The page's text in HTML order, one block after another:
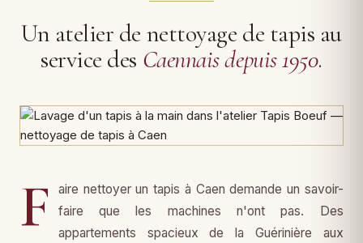
Un atelier de nettoyage de tapis au
service des Caennais depuis 1950.
F
aire nettoyer un tapis à Caen demande un savoir-
faire que les machines n'ont pas. Des
appartements spacieux de la Guérinière aux